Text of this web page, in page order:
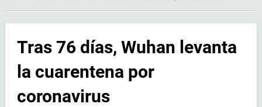
Tras 76 días, Wuhan levanta
la cuarentena por
coronavirus